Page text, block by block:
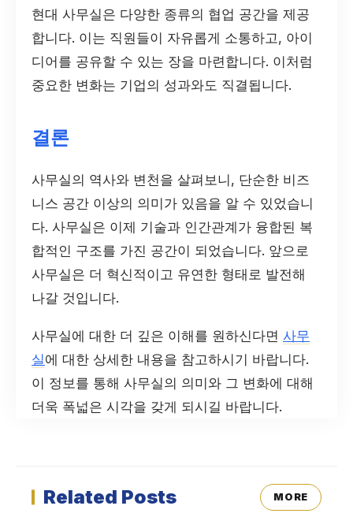
현대 사무실은 다양한 종류의 협업 공간을 제공
합니다. 이는 직원들이 자유롭게 소통하고, 아이
디어를 공유할 수 있는 장을 마련합니다. 이처럼
중요한 변화는 기업의 성과와도 직결됩니다.
결론
사무실의 역사와 변천을 살펴보니, 단순한 비즈
니스 공간 이상의 의미가 있음을 알 수 있었습니
다. 사무실은 이제 기술과 인간관계가 융합된 복
합적인 구조를 가진 공간이 되었습니다. 앞으로
사무실은 더 혁신적이고 유연한 형태로 발전해
나갈 것입니다.
사무실에 대한 더 깊은 이해를 원하신다면 사무
실에 대한 상세한 내용을 참고하시기 바랍니다.
이 정보를 통해 사무실의 의미와 그 변화에 대해
더욱 폭넓은 시각을 갖게 되시길 바랍니다.
Related Posts MORE